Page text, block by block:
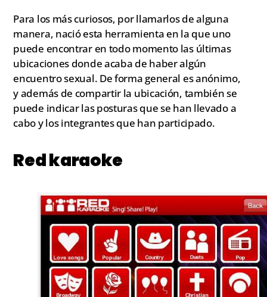
Para los más curiosos, por llamarlos de alguna
manera, nació esta herramienta en la que uno
puede encontrar en todo momento las últimas
ubicaciones donde acaba de haber algún
encuentro sexual. De forma general es anónimo,
y además de compartir la ubicación, también se
puede indicar las posturas que se han llevado a
cabo y los integrantes que han participado.
Red karaoke